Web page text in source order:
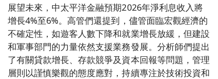
展望未來，中太平洋金融預期2026年淨利息收入將
增長4%至6%。高管們還提到，儘管面臨宏觀經濟的
不確定性，如遊客人數下降和就業增長放緩，但建設
和軍事部門的力量依然支援業務發展。分析師們提出
了有關貸款增長、存款競爭及資本回報等問題，管理
層則以謹慎樂觀的態度應對，持續專注於技術投資和